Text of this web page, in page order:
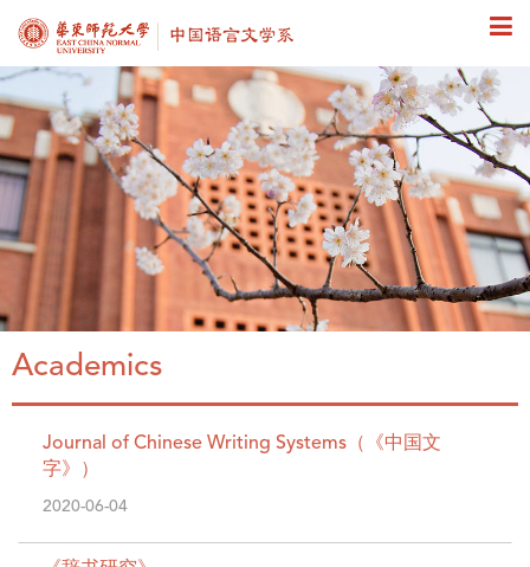
Academics
Journal of Chinese Writing Systems（《中国文
字》）
2020-06-04